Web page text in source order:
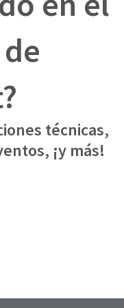
técnicas,
¡y más!